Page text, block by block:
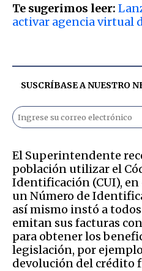
Te sugerimos leer:
activar agencia virtual
SUSCRÍBASE A NUESTRO
El Superintendente
población utilizar el
Identificación (CUI), en
un Número de
así mismo instó a
emitan sus facturas
para obtener los
legislación, por
devolución del crédito